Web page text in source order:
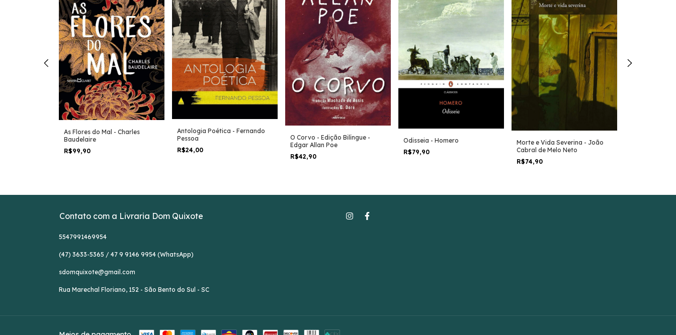
As Flores do Mal - Charles
Baudelaire
R$99,90
Antologia Poética - Fernando
Pessoa
R$24,00
O Corvo - Edição Bilíngue -
Edgar Allan Poe
R$42,90
Odisseia - Homero
R$79,90
Morte e Vida Severina - João
Cabral de Melo Neto
R$74,90
Contato com a Livraria Dom Quixote
5547991469954
(47) 3633-5365 / 47 9 9146 9954 (WhatsApp)
sdomquixote@gmail.com
Rua Marechal Floriano, 152 - São Bento do Sul - SC